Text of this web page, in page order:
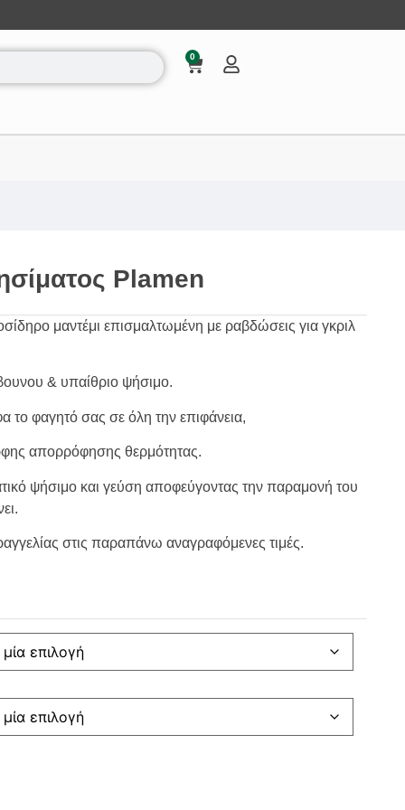
0
Plamen
μαντέμι επισμαλτωμένη με ραβδώσεις για γκριλ
& υπαίθριο ψήσιμο.
το φαγητό σας σε όλη την επιφάνεια,
απορρόφησης θερμότητας.
ψήσιμο και γεύση αποφεύγοντας την παραμονή του
στις παραπάνω αναγραφόμενες τιμές.